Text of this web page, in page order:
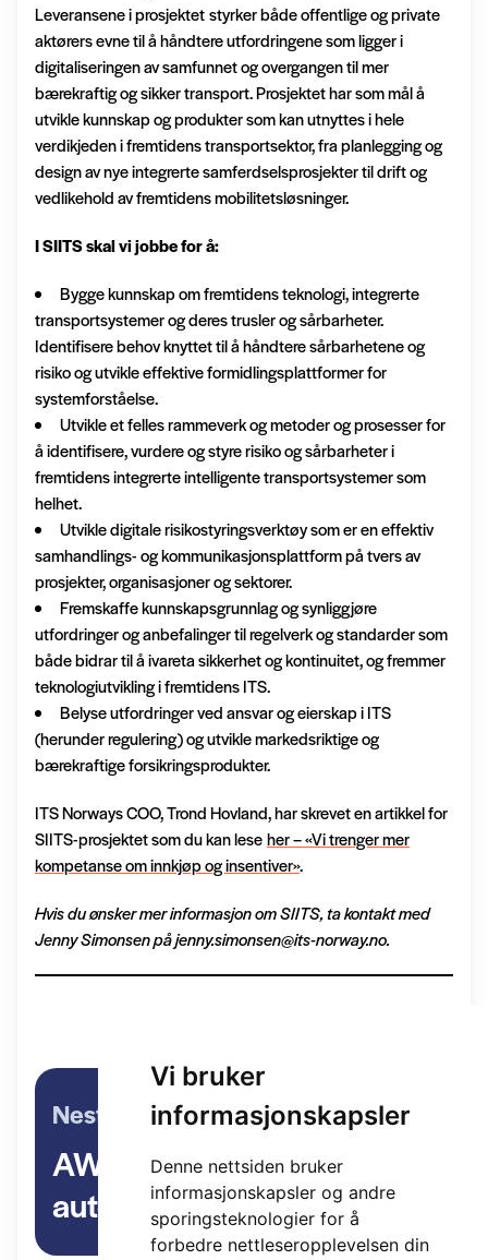
Vi bruker
informasjonskapsler
Denne nettsiden bruker
informasjonskapsler og andre
sporingsteknologier for å
forbedre nettleseropplevelsen din
Leveransene i prosjektet styrker både offentlige og private
aktørers evne til å håndtere utfordringene som ligger i
digitaliseringen av samfunnet og overgangen til mer
bærekraftig og sikker transport. Prosjektet har som mål å
utvikle kunnskap og produkter som kan utnyttes i hele
verdikjeden i fremtidens transportsektor, fra planlegging og
design av nye integrerte samferdselsprosjekter til drift og
vedlikehold av fremtidens mobilitetsløsninger.
I SIITS skal vi jobbe for å:
Bygge kunnskap om fremtidens teknologi, integrerte
transportsystemer og deres trusler og sårbarheter.
Identifisere behov knyttet til å håndtere sårbarhetene og
risiko og utvikle effektive formidlingsplattformer for
systemforståelse.
Utvikle et felles rammeverk og metoder og prosesser for
å identifisere, vurdere og styre risiko og sårbarheter i
fremtidens integrerte intelligente transportsystemer som
helhet.
Utvikle digitale risikostyringsverktøy som er en effektiv
samhandlings- og kommunikasjonsplattform på tvers av
prosjekter, organisasjoner og sektorer.
Fremskaffe kunnskapsgrunnlag og synliggjøre
utfordringer og anbefalinger til regelverk og standarder som
både bidrar til å ivareta sikkerhet og kontinuitet, og fremmer
teknologiutvikling i fremtidens ITS.
Belyse utfordringer ved ansvar og eierskap i ITS
(herunder regulering) og utvikle markedsriktige og
bærekraftige forsikringsprodukter.
ITS Norways COO, Trond Hovland, har skrevet en artikkel for
SIITS-prosjektet som du kan leseher – «Vi trenger mer
kompetanse om innkjøp og insentiver».
Hvis du ønsker mer informasjon om SIITS, ta kontakt med
Jenny Simonsen på jenny.simonsen@its-norway.no.
Neste artikkel
AWARD – Skalering av
autonom logistikk